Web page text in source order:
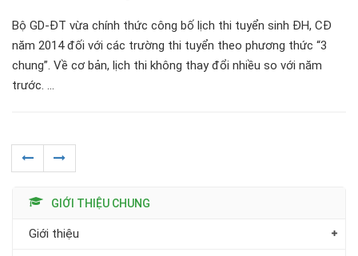
Bộ GD-ĐT vừa chính thức công bố lịch thi tuyển sinh ĐH, CĐ
năm 2014 đối với các trường thi tuyển theo phương thức “3
chung”. Về cơ bản, lịch thi không thay đổi nhiều so với năm
trước. ...
GIỚI THIỆU CHUNG
Giới thiệu